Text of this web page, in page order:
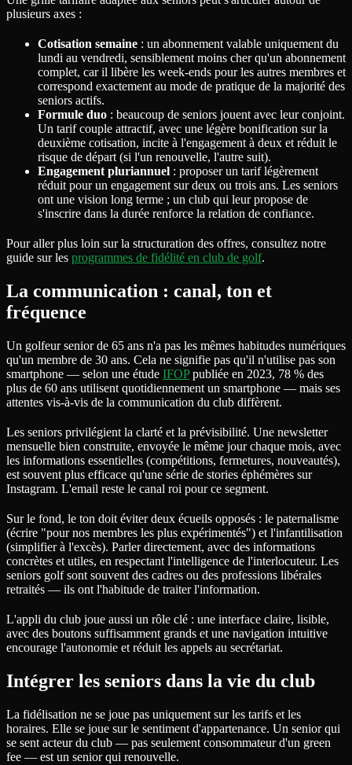
plusieurs axes :
Cotisation semaine : un abonnement valable uniquement du
lundi au vendredi, sensiblement moins cher qu'un abonnement
complet, car il libère les week-ends pour les autres membres et
correspond exactement au mode de pratique de la majorité des
seniors actifs.
Formule duo : beaucoup de seniors jouent avec leur conjoint.
Un tarif couple attractif, avec une légère bonification sur la
deuxième cotisation, incite à l'engagement à deux et réduit le
risque de départ (si l'un renouvelle, l'autre suit).
Engagement pluriannuel : proposer un tarif légèrement
réduit pour un engagement sur deux ou trois ans. Les seniors
ont une vision long terme ; un club qui leur propose de
s'inscrire dans la durée renforce la relation de confiance.
Pour aller plus loin sur la structuration des offres, consultez notre
guide sur les programmes de fidélité en club de golf.
La communication : canal, ton et
fréquence
Un golfeur senior de 65 ans n'a pas les mêmes habitudes numériques
qu'un membre de 30 ans. Cela ne signifie pas qu'il n'utilise pas son
smartphone — selon une étude IFOPpubliée en 2023, 78 % des
plus de 60 ans utilisent quotidiennement un smartphone — mais ses
attentes vis-à-vis de la communication du club diffèrent.
Les seniors privilégient la clarté et la prévisibilité. Une newsletter
mensuelle bien construite, envoyée le même jour chaque mois, avec
les informations essentielles (compétitions, fermetures, nouveautés),
est souvent plus efficace qu'une série de stories éphémères sur
Instagram. L'email reste le canal roi pour ce segment.
Sur le fond, le ton doit éviter deux écueils opposés : le paternalisme
(écrire "pour nos membres les plus expérimentés") et l'infantilisation
(simplifier à l'excès). Parler directement, avec des informations
concrètes et utiles, en respectant l'intelligence de l'interlocuteur. Les
seniors golf sont souvent des cadres ou des professions libérales
retraités — ils ont l'habitude de traiter l'information.
L'appli du club joue aussi un rôle clé : une interface claire, lisible,
avec des boutons suffisamment grands et une navigation intuitive
encourage l'autonomie et réduit les appels au secrétariat.
Intégrer les seniors dans la vie du club
La fidélisation ne se joue pas uniquement sur les tarifs et les
horaires. Elle se joue sur le sentiment d'appartenance. Un senior qui
se sent acteur du club — pas seulement consommateur d'un green
fee — est un senior qui renouvelle.